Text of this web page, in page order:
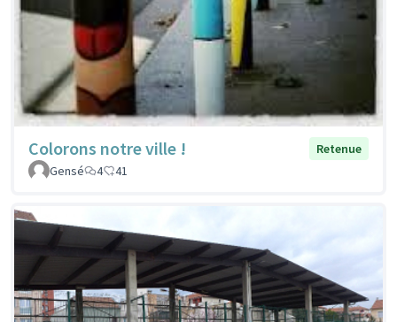
Colorons notre ville !
Retenue
Gensé
4 41